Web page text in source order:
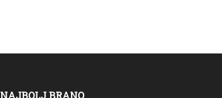
NAJBOLJ BRANO